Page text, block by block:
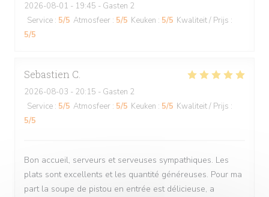
2026-08-01 - 19:45 - Gasten 2
Service : 5/5 Atmosfeer : 5/5 Keuken : 5/5 Kwaliteit / Prijs :
5/5
Sebastien C
2026-08-03 - 20:15 - Gasten 2
Service : 5/5 Atmosfeer : 5/5 Keuken : 5/5 Kwaliteit / Prijs :
5/5
Bon accueil, serveurs et serveuses sympathiques. Les
plats sont excellents et les quantité généreuses. Pour ma
part la soupe de pistou en entrée est délicieuse, a